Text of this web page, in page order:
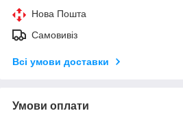
Нова Пошта
Самовивіз
Всі умови доставки
Умови оплати